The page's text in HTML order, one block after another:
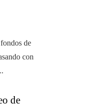
de
con
de